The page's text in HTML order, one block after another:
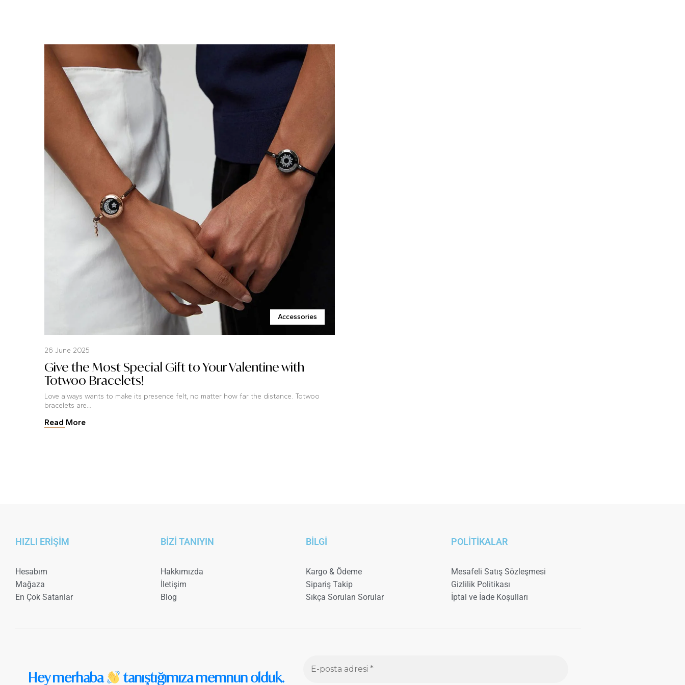
Accessories
26 June 2025
Give the Most Special Gift to Your Valentine with
Totwoo Bracelets!
Love always wants to make its presence felt, no matter how far the distance. Totwoo
bracelets are...
Read More
HIZLI ERİŞİM
Hesabım
Mağaza
En Çok Satanlar
BİZİ TANIYIN
Hakkımızda
İletişim
Blog
BİLGİ
Kargo & Ödeme
Sipariş Takip
Sıkça Sorulan Sorular
POLİTİKALAR
Mesafeli Satış Sözleşmesi
Gizlilik Politikası
İptal ve İade Koşulları
Hey merhaba tanıştığımıza memnun olduk.